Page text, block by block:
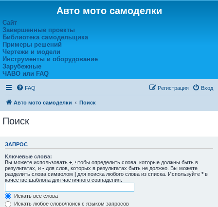
Авто мото самоделки
Сайт
Завершенные проекты
Библиотека самодельщика
Примеры решений
Чертежи и модели
Инструменты и оборудование
Зарубежные
ЧАВО или FAQ
FAQ Вход
Регистрация
Авто мото самоделки Поиск
Поиск
ЗАПРОС
Ключевые слова:
Вы можете использовать + , чтобы определить слова, которые должны быть в
результатах, и - для слов, которых в результатах быть не должно. Вы можете
разделить слова символом | для поиска любого слова из списка. Используйте * в
качестве шаблона для частичного совпадения.
Искать все слова
Искать любое слово/поиск с языком запросов